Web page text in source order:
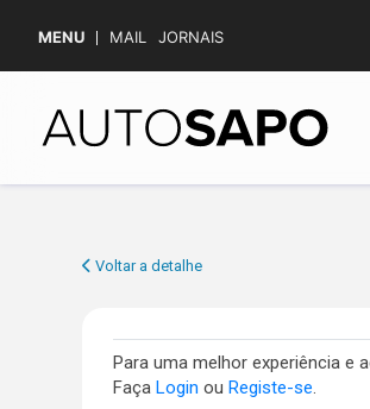
MENU MAIL JORNAIS
Voltar a detalhe
Para uma melhor experiência e
Faça Login ou Registe-se.